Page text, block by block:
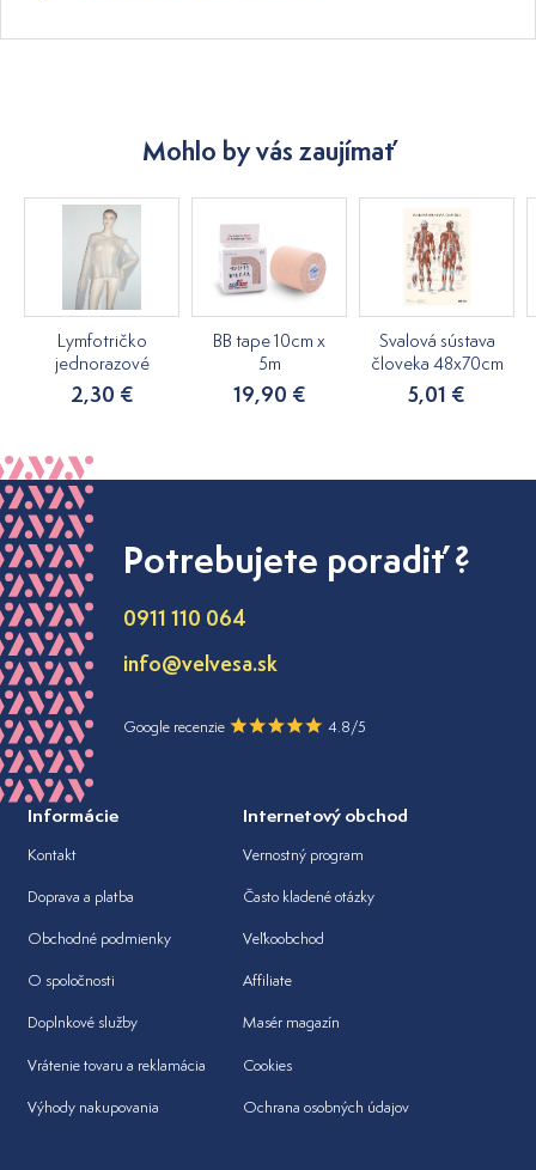
Mohlo by vás zaujímať
Lymfotričko
jednorazové
2,30 €
BB tape 10cm x
5m
19,90 €
Svalová sústava
človeka 48x70cm
5,01 €
Potrebujete poradiť ?
0911 110 064
info@velvesa.sk
Google recenzie 4.8/5
Informácie
Kontakt
Doprava a platba
Obchodné podmienky
O spoločnosti
Doplnkové služby
Vrátenie tovaru a reklamácia
Výhody nakupovania
Internetový obchod
Vernostný program
Často kladené otázky
Veľkoobchod
Affiliate
Masér magazín
Cookies
Ochrana osobných údajov